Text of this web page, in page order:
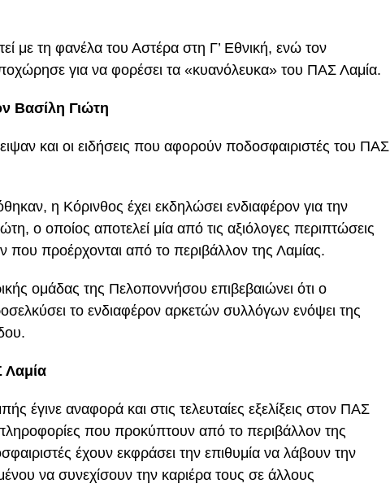
με τη φανέλα του Αστέρα στη Γ’ Εθνική, ενώ τον
για να φορέσει τα «κυανόλευκα» του ΠΑΣ Λαμία.
Βασίλη Γιώτη
και οι ειδήσεις που αφορούν ποδοσφαιριστές του ΠΑΣ
η Κόρινθος έχει εκδηλώσει ενδιαφέρον για την
ο οποίος αποτελεί μία από τις αξιόλογες περιπτώσεις
προέρχονται από το περιβάλλον της Λαμίας.
ομάδας της Πελοποννήσου επιβεβαιώνει ότι ο
το ενδιαφέρον αρκετών συλλόγων ενόψει της
Λαμία
έγινε αναφορά και στις τελευταίες εξελίξεις στον ΠΑΣ
που προκύπτουν από το περιβάλλον της
έχουν εκφράσει την επιθυμία να λάβουν την
να συνεχίσουν την καριέρα τους σε άλλους